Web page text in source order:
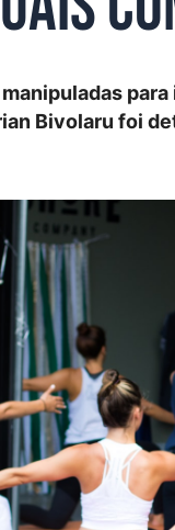
Bivolaru foi